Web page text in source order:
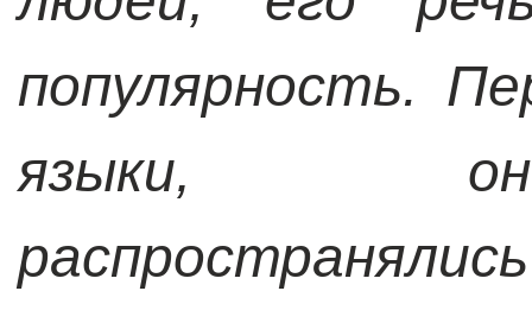
популярность.
языки,